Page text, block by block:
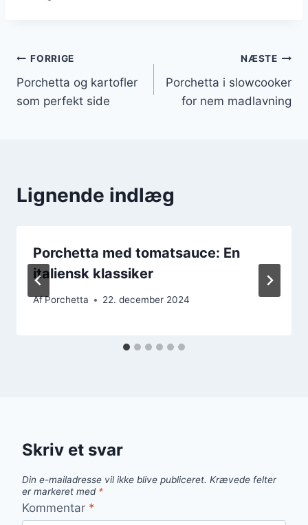
Indlægsnavigation
FORRIGE
Porchetta og kartofler
som perfekt side
NÆSTE
Porchetta i slowcooker
for nem madlavning
Lignende indlæg
Porchetta med tomatsauce: En
italiensk klassiker
AfPorchetta 22. december 2024
Skriv et svar
Din e-mailadresse vil ikke blive publiceret. Krævede felter
er markeret med *
Kommentar *